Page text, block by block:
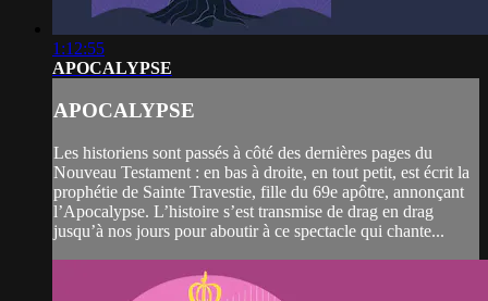
1:12:55
APOCALYPSE
APOCALYPSE
Les historiens sont passés à côté des dernières pages du
Nouveau Testament : en bas à droite, en tout petit, est écrit la
prophétie de Sainte Travestie, fille du 69e apôtre, annonçant
l’Apocalypse. L’histoire s’est transmise de drag en drag
jusqu’à nos jours pour aboutir à ce spectacle qui chante...